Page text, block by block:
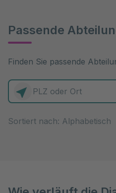
Passende
Finden Sie passende